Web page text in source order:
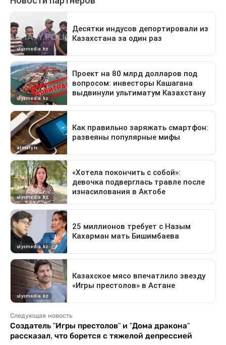
Следующая новость
Создатель "Игры престолов" и "Дома дракона"
рассказал, что борется с тяжелой депрессией